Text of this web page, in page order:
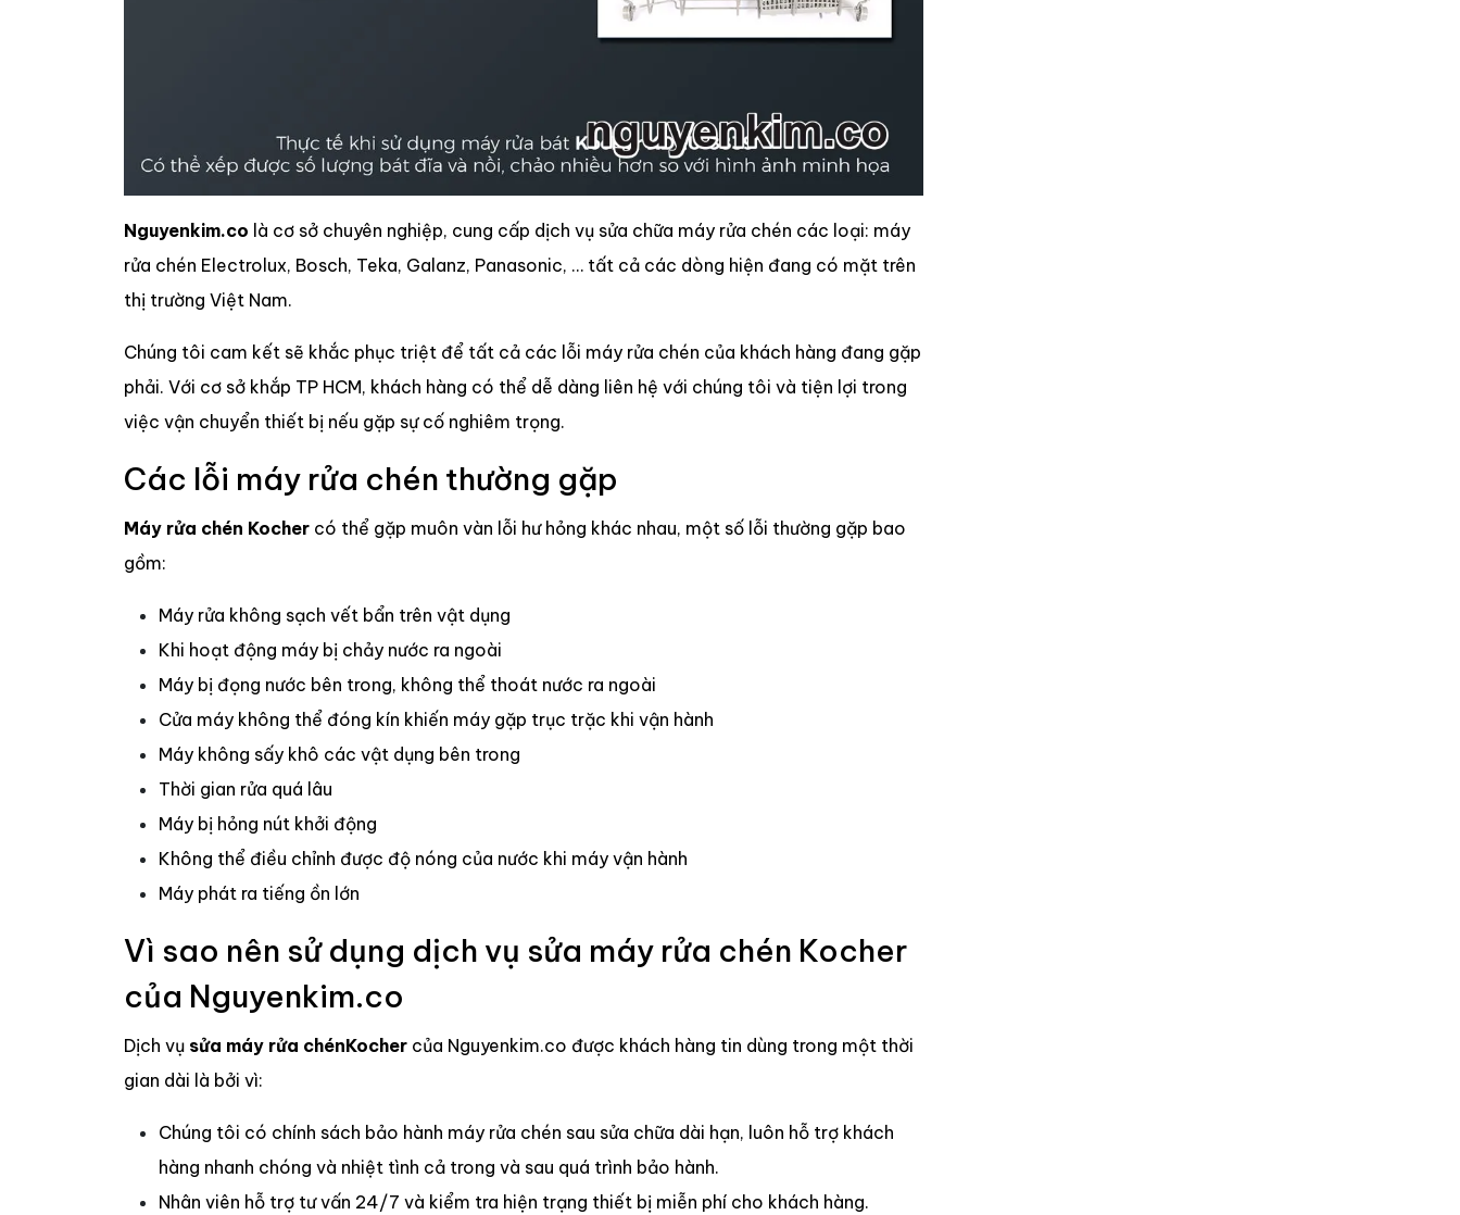
Nguyenkim.co là cơ sở chuyên nghiệp, cung cấp dịch vụ sửa chữa máy rửa chén các loại: máy
rửa chén Electrolux, Bosch, Teka, Galanz, Panasonic, … tất cả các dòng hiện đang có mặt trên
thị trường Việt Nam.
Chúng tôi cam kết sẽ khắc phục triệt để tất cả các lỗi máy rửa chén của khách hàng đang gặp
phải. Với cơ sở khắp TP HCM, khách hàng có thể dễ dàng liên hệ với chúng tôi và tiện lợi trong
việc vận chuyển thiết bị nếu gặp sự cố nghiêm trọng.
Các lỗi máy rửa chén thường gặp
Máy rửa chén Kocher có thể gặp muôn vàn lỗi hư hỏng khác nhau, một số lỗi thường gặp bao
gồm:
Máy rửa không sạch vết bẩn trên vật dụng
Khi hoạt động máy bị chảy nước ra ngoài
Máy bị đọng nước bên trong, không thể thoát nước ra ngoài
Cửa máy không thể đóng kín khiến máy gặp trục trặc khi vận hành
Máy không sấy khô các vật dụng bên trong
Thời gian rửa quá lâu
Máy bị hỏng nút khởi động
Không thể điều chỉnh được độ nóng của nước khi máy vận hành
Máy phát ra tiếng ồn lớn
Vì sao nên sử dụng dịch vụ sửa máy rửa chén Kocher
của Nguyenkim.co
Dịch vụ sửa máy rửa chénKocher của Nguyenkim.co được khách hàng tin dùng trong một thời
gian dài là bởi vì:
Chúng tôi có chính sách bảo hành máy rửa chén sau sửa chữa dài hạn, luôn hỗ trợ khách
hàng nhanh chóng và nhiệt tình cả trong và sau quá trình bảo hành.
Nhân viên hỗ trợ tư vấn 24/7 và kiểm tra hiện trạng thiết bị miễn phí cho khách hàng.